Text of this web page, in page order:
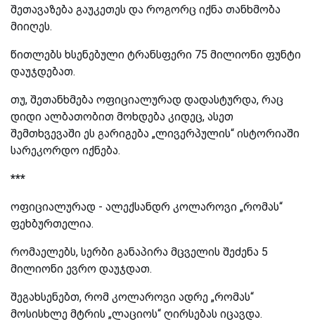
შეთავაზება გაუკეთეს და როგორც იქნა თანხმობა
მიიღეს.
წითლებს ხსენებული ტრანსფერი 75 მილიონი ფუნტი
დაუჯდებათ.
თუ, შეთანხმება ოფიციალურად დადასტურდა, რაც
დიდი ალბათობით მოხდება კიდეც, ასეთ
შემთხვევაში ეს გარიგება „ლივერპულის“ ისტორიაში
სარეკორდო იქნება.
***
ოფიციალურად - ალექსანდრ კოლაროვი „რომას“
ფეხბურთელია.
რომაელებს, სერბი განაპირა მცველის შეძენა 5
მილიონი ევრო დაუჯდათ.
შეგახსენებთ, რომ კოლაროვი ადრე „რომას“
მოსისხლე მტრის „ლაციოს“ ღირსებას იცავდა.